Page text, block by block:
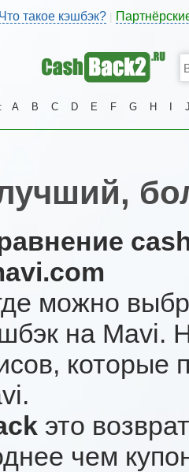
Что такое кэшбэк?
A B C D E F G H
можно
на Mavi.
которые
это
чем